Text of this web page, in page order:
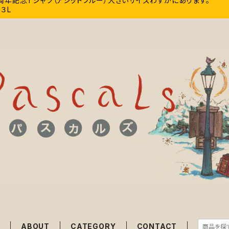
L
ABOUT CATEGORY CONTACT